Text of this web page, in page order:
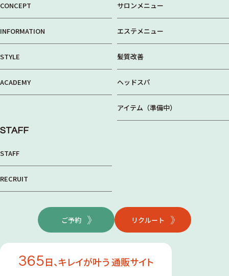
CONCEPT
INFORMATION
STYLE
ACADEMY
サロンメニュー
エステメニュー
髪質改善
ヘッドスパ
アイテム（準備中）
STAFF
STAFF
RECRUIT
ご予約 リクルート
365日、キレイが叶う 通販サイト